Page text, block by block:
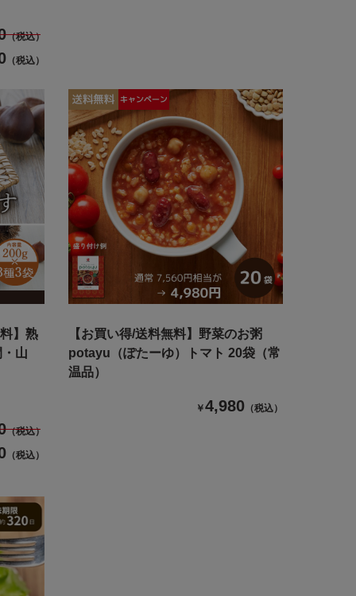
（税込）
（税込）
】熟
山
（税込）
（税込）
【お買い得/送料無料】野菜のお粥
potayu（ぽたーゆ）トマト 20袋（常
温品）
￥4,980 （税込）